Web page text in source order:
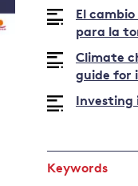
El
para la
Climate
guide for
Keywords